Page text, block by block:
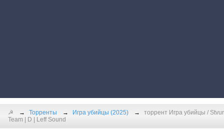
☭ Торренты Игра убийцы (2025)
торрент Игра убийцы /
Team | D | Leff Sound